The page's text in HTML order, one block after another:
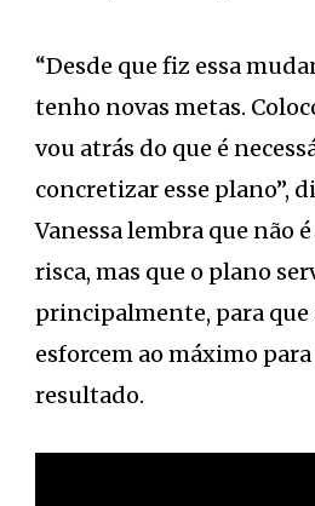
“Desde que fiz essa
tenho novas metas.
vou atrás do que é
concretizar esse plano”,
Vanessa lembra que não
risca, mas que o plano
principalmente, para que
esforcem ao máximo
resultado.